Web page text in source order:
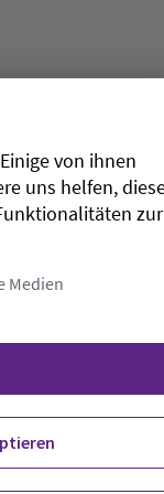
des
sei.
einem
von ihnen
uns helfen,
zur
Medien